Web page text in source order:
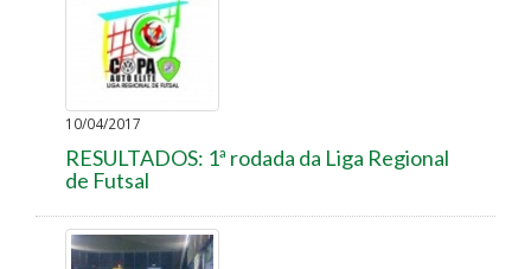
10/04/2017
RESULTADOS: 1ª rodada da Liga Regional
de Futsal